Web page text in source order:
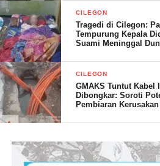
stir ke kanan dan mobil tidak
hingga melewati badan jalan, ujarnya.
Diketahui kendaraan tersebut milik
PT.PGP (Putra Galuh Perkasa).
NN
CILEGON
Tragedi di Cilegon:
Tempurung Kepala
Suami Meninggal
CILEGON
GMAKS Tuntut Kabel
Dibongkar: Soroti
Pembiaran